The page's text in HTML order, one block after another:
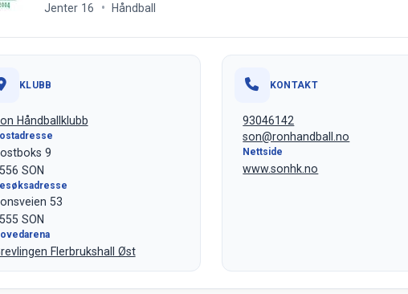
Jenter 16 Håndball
KLUBB
Håndballklubb
9
SON
53
SON
Flerbrukshall Øst
KONTAKT
93046142
son@ronhandball.no
Nettside
www.sonhk.no